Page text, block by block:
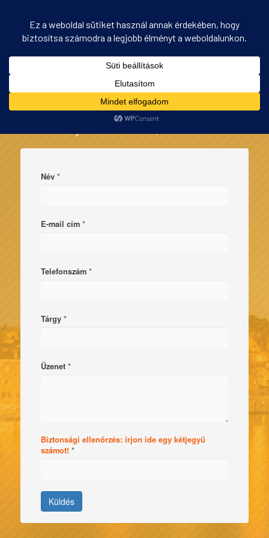
Kontakt form V2 – PANEL
Név *
E-mail cím *
Telefonszám *
Tárgy *
Üzenet *
Biztonsági ellenőrzés: írjon ide egy kétjegyű
számot! *
Küldés